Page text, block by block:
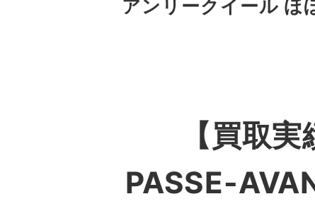
アンリークイール ほ
【買取
PASSE-